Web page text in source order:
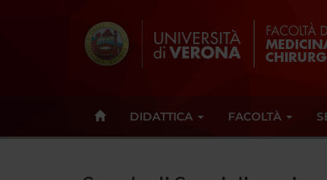
DIDATTICA FACOLTÀ